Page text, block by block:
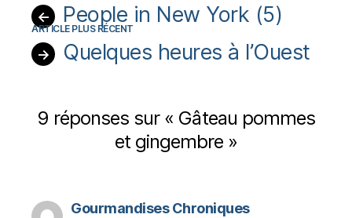
← People in New York (5)
→ Quelques heures à l’Ouest
9 réponses sur « Gâteau pommes
et gingembre »
Gourmandises Chroniquesdit :